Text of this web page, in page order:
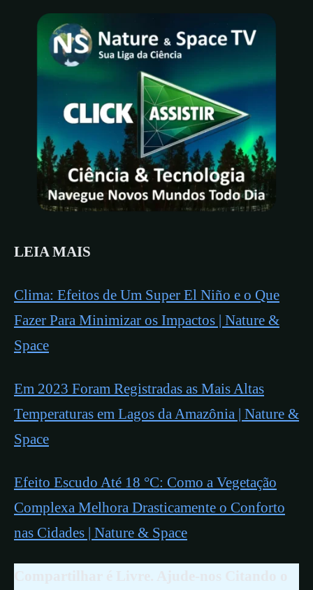
LEIA MAIS
Clima: Efeitos de Um Super El Niño e o Que
Fazer Para Minimizar os Impactos | Nature &
Space
Em 2023 Foram Registradas as Mais Altas
Temperaturas em Lagos da Amazônia | Nature &
Space
Efeito Escudo Até 18 °C: Como a Vegetação
Complexa Melhora Drasticamente o Conforto
nas Cidades | Nature & Space